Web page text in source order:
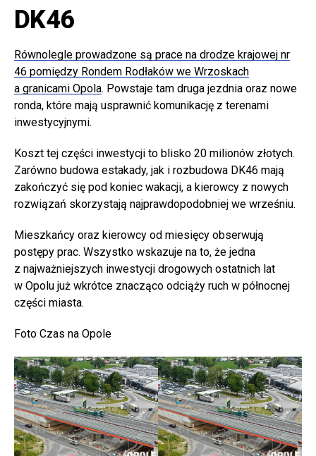
DK46
Równolegle prowadzone są prace na drodze krajowej nr
46 pomiędzy Rondem Rodłaków we Wrzoskach
a granicami Opola. Powstaje tam druga jezdnia oraz nowe
ronda, które mają usprawnić komunikację z terenami
inwestycyjnymi.
Koszt tej części inwestycji to blisko 20 milionów złotych.
Zarówno budowa estakady, jak i rozbudowa DK46 mają
zakończyć się pod koniec wakacji, a kierowcy z nowych
rozwiązań skorzystają najprawdopodobniej we wrześniu.
Mieszkańcy oraz kierowcy od miesięcy obserwują
postępy prac. Wszystko wskazuje na to, że jedna
z najważniejszych inwestycji drogowych ostatnich lat
w Opolu już wkrótce znacząco odciąży ruch w północnej
części miasta.
Foto Czas na Opole